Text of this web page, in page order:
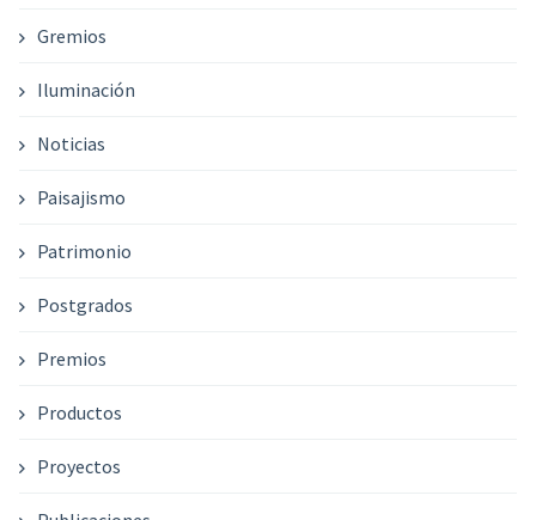
Gremios
Iluminación
Noticias
Paisajismo
Patrimonio
Postgrados
Premios
Productos
Proyectos